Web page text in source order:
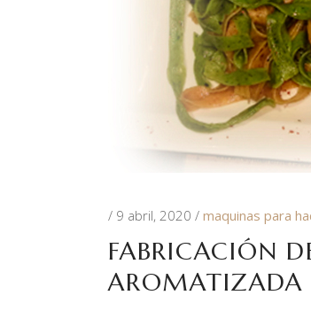
9 abril, 2020 maquinas para
FABRICACIÓN
AROMATIZADA